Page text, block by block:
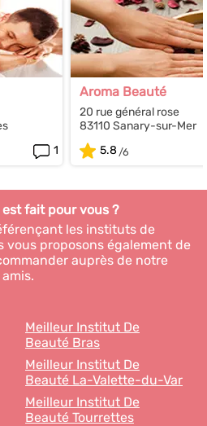
1
Aroma Beauté
20 rue général rose
83110 Sanary-sur-Mer
5.8
fait pour vous ?
les instituts de
vous proposons également de
auprès de notre
Meilleur Institut De
Beauté Bras
Meilleur Institut De
Beauté La-Valette-du-Var
Meilleur Institut De
Beauté Tourrettes